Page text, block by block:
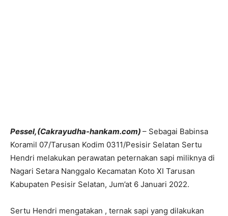
Pessel,(Cakrayudha-hankam.com) – Sebagai Babinsa
Koramil 07/Tarusan Kodim 0311/Pesisir Selatan Sertu
Hendri melakukan perawatan peternakan sapi miliknya di
Nagari Setara Nanggalo Kecamatan Koto XI Tarusan
Kabupaten Pesisir Selatan, Jum’at 6 Januari 2022.
Sertu Hendri mengatakan , ternak sapi yang dilakukan